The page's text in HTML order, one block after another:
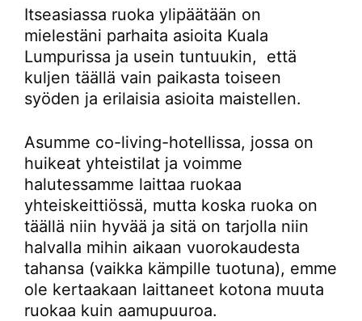
Itseasiassa ruoka ylipäätään on
mielestäni parhaita asioita Kuala
Lumpurissa ja usein tuntuukin, että
kuljen täällä vain paikasta toiseen
syöden ja erilaisia asioita maistellen.
Asumme co-living-hotellissa, jossa on
huikeat yhteistilat ja voimme
halutessamme laittaa ruokaa
yhteiskeittiössä, mutta koska ruoka on
täällä niin hyvää ja sitä on tarjolla niin
halvalla mihin aikaan vuorokaudesta
tahansa (vaikka kämpille tuotuna), emme
ole kertaakaan laittaneet kotona muuta
ruokaa kuin aamupuuroa.